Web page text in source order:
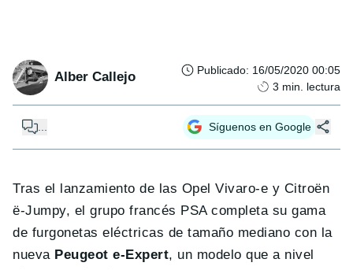
Alber Callejo Publicado: 16/05/2020 00:05
3 min. lectura
Síguenos en Google
Tras el lanzamiento de las Opel Vivaro-e y Citroën
ë-Jumpy, el grupo francés PSA completa su gama
de furgonetas eléctricas de tamaño mediano con la
nueva Peugeot e-Expert, un modelo que a nivel